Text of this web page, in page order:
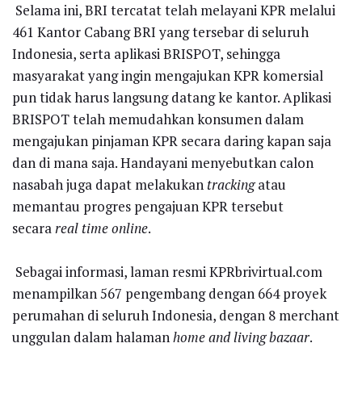
Selama ini, BRI tercatat telah melayani KPR melalui
461 Kantor Cabang BRI yang tersebar di seluruh
Indonesia, serta aplikasi BRISPOT, sehingga
masyarakat yang ingin mengajukan KPR komersial
pun tidak harus langsung datang ke kantor. Aplikasi
BRISPOT telah memudahkan konsumen dalam
mengajukan pinjaman KPR secara daring kapan saja
dan di mana saja. Handayani menyebutkan calon
nasabah juga dapat melakukan trackingatau
memantau progres pengajuan KPR tersebut
secarareal time online.
Sebagai informasi, laman resmi KPRbrivirtual.com
menampilkan 567 pengembang dengan 664 proyek
perumahan di seluruh Indonesia, dengan 8 merchant
unggulan dalam halamanhome and living bazaar.